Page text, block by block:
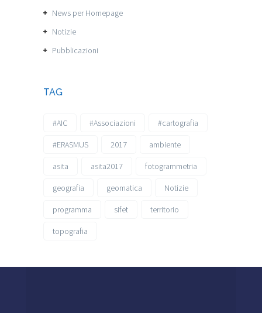
News per Homepage
Notizie
Pubblicazioni
TAG
#AIC #Associazioni #cartografia
#ERASMUS 2017 ambiente
asita asita2017 fotogrammetria
geografia geomatica Notizie
programma sifet territorio
topografia